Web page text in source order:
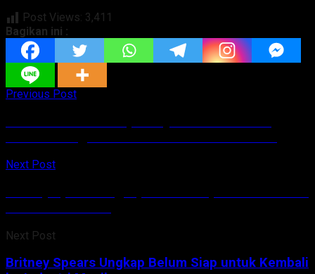
Post Views: 3,411
Bagikan ini :
Previous Post
Next Post
Next Post
Britney Spears Ungkap Belum Siap untuk Kembali